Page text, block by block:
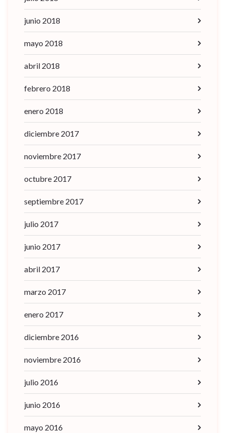
junio 2018
mayo 2018
abril 2018
febrero 2018
enero 2018
diciembre 2017
noviembre 2017
octubre 2017
septiembre 2017
julio 2017
junio 2017
abril 2017
marzo 2017
enero 2017
diciembre 2016
noviembre 2016
julio 2016
junio 2016
mayo 2016